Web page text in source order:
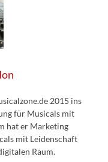
2015 ins
für Musicals mit
hat er Marketing
mit Leidenschaft
Raum.